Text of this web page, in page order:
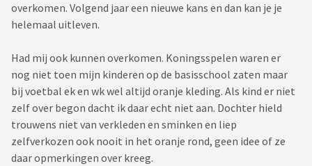
overkomen. Volgend jaar een nieuwe kans en dan kan je je
helemaal uitleven.
Had mij ook kunnen overkomen. Koningsspelen waren er
nog niet toen mijn kinderen op de basisschool zaten maar
bij voetbal ek en wk wel altijd oranje kleding. Als kind er niet
zelf over begon dacht ik daar echt niet aan. Dochter hield
trouwens niet van verkleden en sminken en liep
zelfverkozen ook nooit in het oranje rond, geen idee of ze
daar opmerkingen over kreeg.